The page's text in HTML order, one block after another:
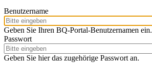
Benutzername
Geben Sie Ihren BQ-Portal-Benutzernamen ein.
Passwort
Geben Sie hier das zugehörige Passwort an.